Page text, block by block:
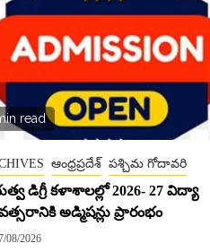
read
ఆంధ్రప్రదేశ్ పశ్చిమ గోదావరి
డిగ్రీ కళాశాలల్లో 2026- 27 విద్యా
అడ్మిషన్లు ప్రారంభం
08/2026